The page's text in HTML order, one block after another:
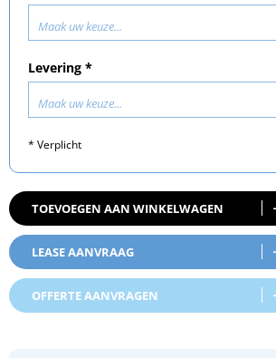
Maak uw keuze...
Levering *
Maak uw keuze...
* Verplicht
TOEVOEGEN AAN WINKELWAGEN
LEASE AANVRAAG
OFFERTE AANVRAGEN